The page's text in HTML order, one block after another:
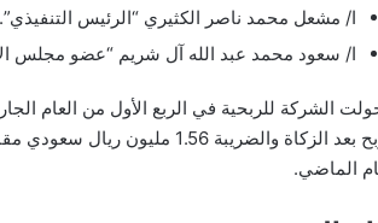
ا/ مشعل محمد ناصر الكثيري “الرئيس التنفيذي”.
ا/ سعود محمد عبد الله آل شريم “عضو مجلس
الشركة للربحية في الربع الأول من العام
الماضي.